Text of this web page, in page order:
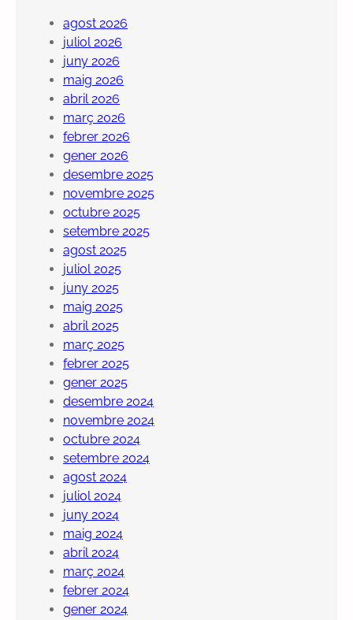
agost 2026
juliol 2026
juny 2026
maig 2026
abril 2026
març 2026
febrer 2026
gener 2026
desembre 2025
novembre 2025
octubre 2025
setembre 2025
agost 2025
juliol 2025
juny 2025
maig 2025
abril 2025
març 2025
febrer 2025
gener 2025
desembre 2024
novembre 2024
octubre 2024
setembre 2024
agost 2024
juliol 2024
juny 2024
maig 2024
abril 2024
març 2024
febrer 2024
gener 2024